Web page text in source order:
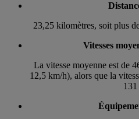
23,25 kilomètres, soit plus
Vitesses
La vitesse moyenne est de
12,5 km/h), alors que la